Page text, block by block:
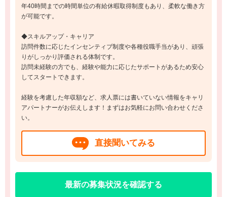
年40時間までの時間単位の有給休暇取得制度もあり、柔軟な働き方
が可能です。
◆スキルアップ・キャリア
訪問件数に応じたインセンティブ制度や各種役職手当があり、頑張
りがしっかり評価される体制です。
訪問未経験の方でも、経験や能力に応じたサポートがあるため安心
してスタートできます。
経験を考慮した年収額など、求人票には書いていない情報をキャリ
アパートナーがお伝えします！まずはお気軽にお問い合わせくださ
い。
直接聞いてみる
最新の募集状況を確認する